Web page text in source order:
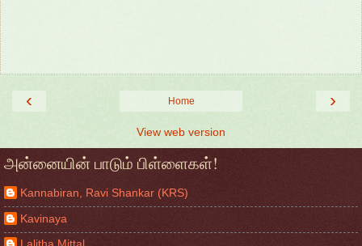
‹ ›
Home
View web version
அன்னையின் பாடும் பிள்ளைகள்!
Kannabiran, Ravi Shankar (KRS)
Kavinaya
Lalitha Mittal